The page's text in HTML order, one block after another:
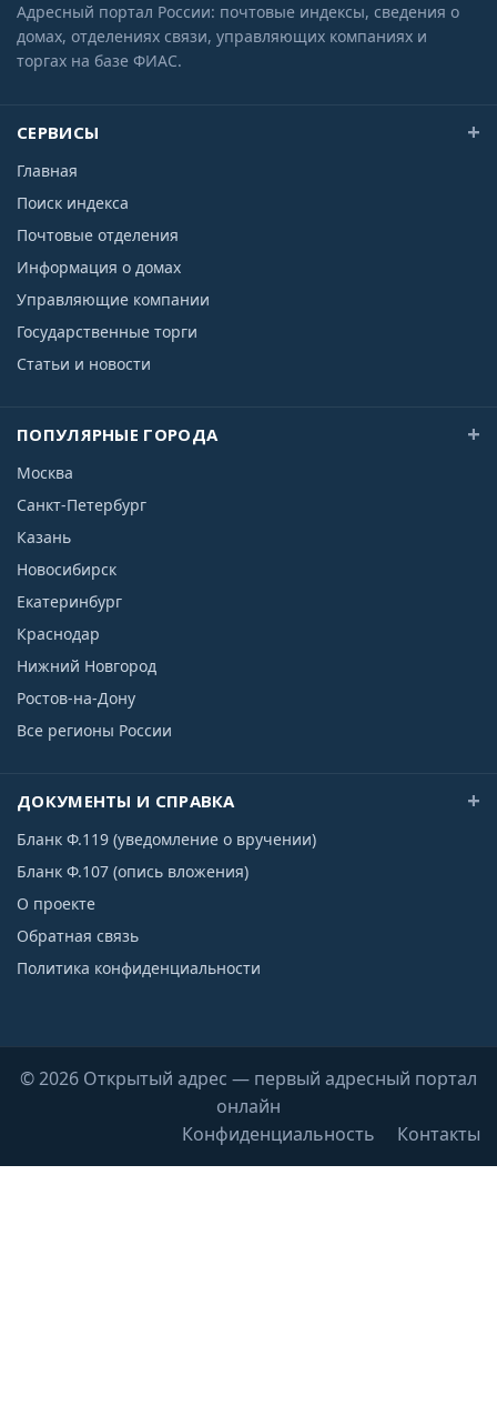
Адресный портал России: почтовые индексы, сведения о
домах, отделениях связи, управляющих компаниях и
торгах на базе ФИАС.
СЕРВИСЫ
Главная
Поиск индекса
Почтовые отделения
Информация о домах
Управляющие компании
Государственные торги
Статьи и новости
ПОПУЛЯРНЫЕ ГОРОДА
Москва
Санкт-Петербург
Казань
Новосибирск
Екатеринбург
Краснодар
Нижний Новгород
Ростов-на-Дону
Все регионы России
ДОКУМЕНТЫ И СПРАВКА
Бланк Ф.119 (уведомление о вручении)
Бланк Ф.107 (опись вложения)
О проекте
Обратная связь
Политика конфиденциальности
© 2026 Открытый адрес — первый адресный портал
онлайн
Конфиденциальность
Контакты